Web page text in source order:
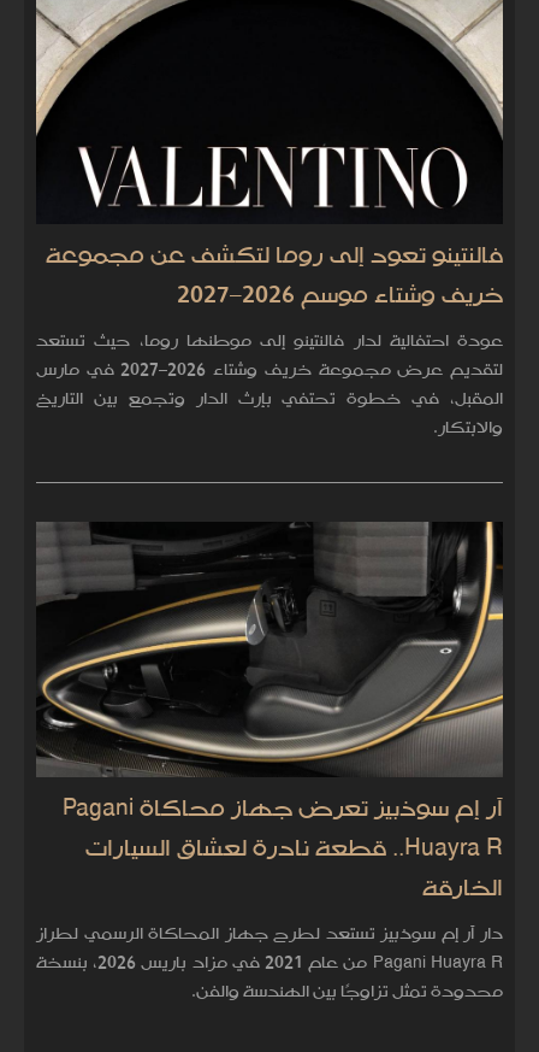
فالنتينو تعود إلى روما لتكشف عن مجموعة
خريف وشتاء موسم 2026–2027
عودة احتفالية لدار فالنتينو إلى موطنها روما، حيث تستعد
لتقديم عرض مجموعة خريف وشتاء 2026–2027 في مارس
المقبل، في خطوة تحتفي بإرث الدار وتجمع بين التاريخ
والابتكار.
آر إم سوذبيز تعرض جهاز محاكاة Pagani
Huayra R.. قطعة نادرة لعشاق السيارات
الخارقة
دار آر إم سوذبيز تستعد لطرح جهاز المحاكاة الرسمي لطراز
Pagani Huayra R من عام 2021 في مزاد باريس 2026، بنسخة
محدودة تمثل تزاوجًا بين الهندسة والفن.